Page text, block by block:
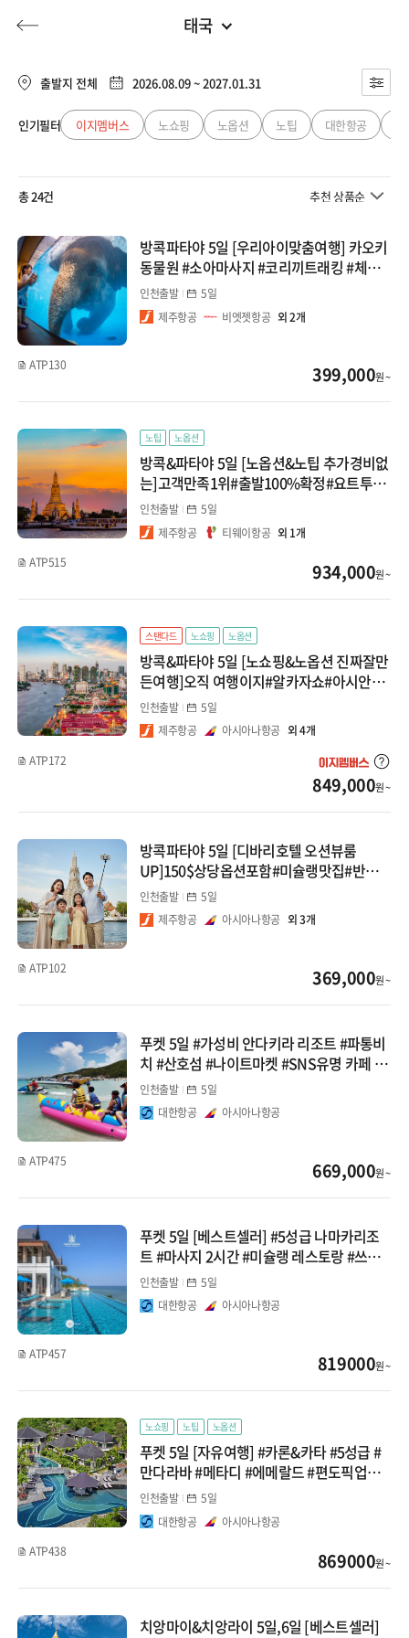
허니문 기획전/홈쇼핑 이벤트/혜택
투어플랜
허니문
태국
유럽/아프리카
동남아
일본
대만/홍콩/마카오
미주/캐나다/중남미
몽골/중앙아시아
인도/네팔/스리랑카
베트남
푸꾸옥
하노이/하롱베이/사파
태국
푸켓
치앙마이
말레이시아
코타키나발루
마나도
어학캠프
출발지 전체 2026.08.09 ~ 2027.01.31
인기필터 이지멤버스 노쇼핑 노옵션 노팁 대한항공
총 24건 추천 상품순
방콕파타야 5일 [우리아이맞춤여행] 카오키
동물원 #소아마사지 #코리끼트래킹 #체험
학습추천
인천출발
5일
제주항공
비엣젯항공 외 2개
ATP130 399,000원 ~
노팁 노옵션
방콕&파타야 5일 [노옵션&노팁 추가경비없
는]고객만족1위#출발100%확정#요트투어
#아시안티크#욧시암보트
인천출발
5일
제주항공
티웨이항공 외 1개
ATP515
934,000원 ~
스탠다드 노쇼핑 노옵션
방콕&파타야 5일 [노쇼핑&노옵션 진짜잘만
든여행]오직 여행이지#알카자쇼#아시안티
크#욧시암보트
인천출발
5일
제주항공
아시아나항공 외 4개
ATP172
849,000원 ~
방콕파타야 5일 [디바리호텔 오션뷰룸
UP]150$상당옵션포함#미슐랭맛집#반나
절자유시간
인천출발
5일
제주항공
아시아나항공 외 3개
ATP102 369,000원 ~
푸켓 5일 #가성비 안다키라 리조트 #파통비
치 #산호섬 #나이트마켓 #SNS유명 카페 쓰
리몽키즈
인천출발
5일
대한항공
아시아나항공
ATP475 669,000원 ~
푸켓 5일 [베스트셀러] #5성급 나마카리조
트 #마사지 2시간 #미슐랭 레스토랑 #쓰리
몽키즈 카페
인천출발
5일
대한항공
아시아나항공
ATP457 819000원 ~
노쇼핑 노팁 노옵션
푸켓 5일 [자유여행] #카론&카타 #5성급 #
만다라바 #메타디 #에메랄드 #편도픽업포
함
인천출발
5일
대한항공
아시아나항공
ATP438
869000원 ~
치앙마이&치앙라이 5일,6일 [베스트셀러]